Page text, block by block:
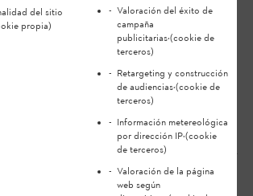
en rojo algunos segundos
una avería interna en el STIHL Smart
solucionarlo, acuda a un
del sitio
propia)
Valoración del éxito de
campaña
publicitarias·(cookie de
terceros)
Retargeting y construcción
de audiencias·(cookie de
terceros)
Información metereológica
por dirección IP·(cookie
de terceros)
Valoración de la página
web según